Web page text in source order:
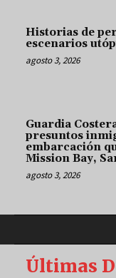
Historias de
escenarios
agosto 3, 2026
Guardia
presuntos
embarcación
Mission Bay,
agosto 3, 2026
Últimas